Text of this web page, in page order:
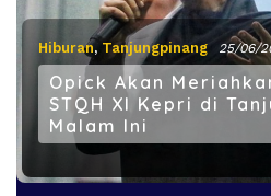
Hiburan, Tanjungpinang 25/06/
Opick Akan
STQH XI Kepri di
Malam Ini